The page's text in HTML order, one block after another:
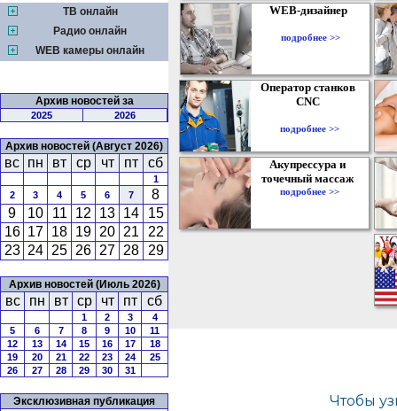
ТВ онлайн
Радио онлайн
WEB камеры онлайн
Архив новостей за
2025 2026
Архив новостей (Август 2026)
вс пн вт ср чт пт сб
1
2
3 4 5 6 7
8
9
10 11 12 13 14
15
16 17 18 19 20 21
22
23 24 25 26 27 28 29
Архив новостей (Июль 2026)
вс пн вт ср чт пт сб
1 2 3
4
5
6 7 8 9 10
11
12
13 14 15 16 17
18
19
20 21 22 23 24
25
26
27 28 29 30 31
Эксклюзивная публикация
WEB-дизайнер
подробнее >>
Оператор станков
CNC
подробнее >>
Акупрессура и
точечный массаж
подробнее >>